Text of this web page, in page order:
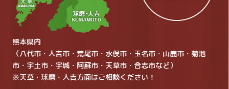
熊本県内
（八代市・人吉市・荒尾市・水俣市・玉名市・山鹿市・菊池
市・宇土市・宇城・阿蘇市・天草市・合志市など）
※天草・球磨・人吉方面はご相談ください！